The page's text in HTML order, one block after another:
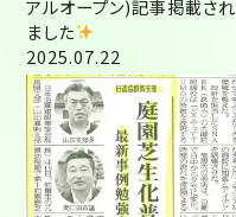
アルオープン)記事掲載され
ました
2025.07.22